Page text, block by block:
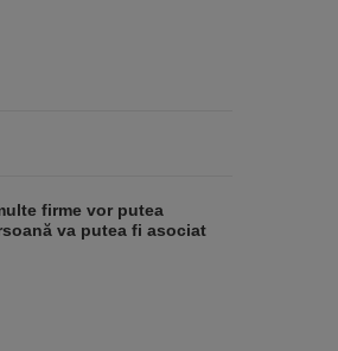
firme vor putea
va putea fi asociat